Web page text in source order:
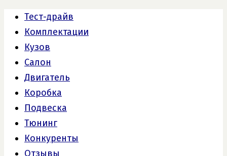
Тест-драйв
Комплектации
Кузов
Салон
Двигатель
Коробка
Подвеска
Тюнинг
Конкуренты
Отзывы